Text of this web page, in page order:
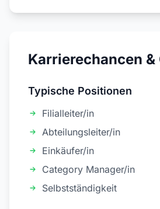
Karrierechancen &
Typische Positionen
Filialleiter/in
Abteilungsleiter/in
Einkäufer/in
Category Manager/in
Selbstständigkeit